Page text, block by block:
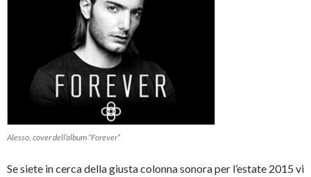
Alesso, cover dell’album “Forever”
Se siete in cerca della giusta colonna sonora per l’estate 2015 vi